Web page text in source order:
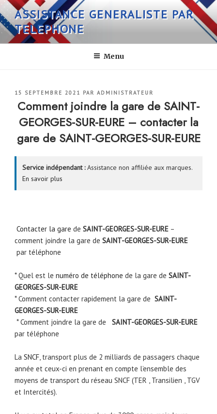
Aller
au
contenu
principal
ASSISTANCE GENERALISTE PAR
TELEPHONE
Menu
PUBLIÉ
LE
15 SEPTEMBRE 2021 PAR ADMINISTRATEUR
Comment joindre la gare de SAINT-
GEORGES-SUR-EURE – contacter la
gare de SAINT-GEORGES-SUR-EURE
Service indépendant :Assistance non affiliée aux marques.
En savoir plus
Contacter la gare de SAINT-GEORGES-SUR-EURE –
comment joindre la gare de SAINT-GEORGES-SUR-EURE
par téléphone
* Quel est le numéro de téléphone de la gare de SAINT-
GEORGES-SUR-EURE
* Comment contacter rapidement la gare de SAINT-
GEORGES-SUR-EURE
* Comment joindre la gare de
SAINT-GEORGES-SUR-EURE
par téléphone
La SNCF, transport plus de 2 milliards de passagers chaque
année et ceux-ci en prenant en compte l’ensemble des
moyens de transport du réseau SNCF (TER , Transilien , TGV
et Intercités).